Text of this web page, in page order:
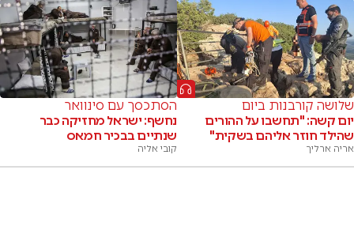
שלושה קורבנות ביום
יום קשה: "תחשבו על ההורים
שהילד חוזר אליהם בשקית"
אריה ארליך
הסתכסך עם סינוואר
נחשף: ישראל מחזיקה כבר
שנתיים בבכיר חמאס
קובי אליה